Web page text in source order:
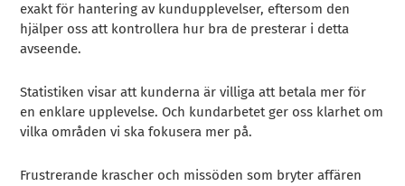
exakt för hantering av kundupplevelser, eftersom den
hjälper oss att kontrollera hur bra de presterar i detta
avseende.
Statistiken visar att kunderna är villiga att betala mer för
en enklare upplevelse. Och kundarbetet ger oss klarhet om
vilka områden vi ska fokusera mer på.
Frustrerande krascher och missöden som bryter affären